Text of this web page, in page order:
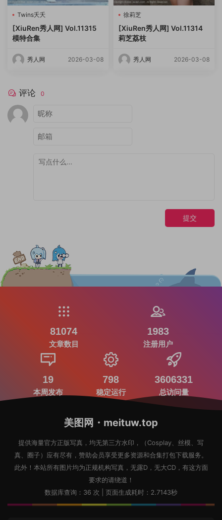
Twins夭夭
[XiuRen秀人网] Vol.11315
模特合集
秀人网 2026-03-08
徐莉芝
[XiuRen秀人网] Vol.11314
莉芝荔枝
秀人网 2026-03-08
评论 0
提交
81074
文章数目
1983
注册用户
19
本周发布
798
稳定运行
3606331
总访问量
美图网・meituw.top
提供海量官方正版写真，均无第三方水印，（Cosplay、丝模、写
真、圈子）应有尽有，赞助会员享受更多资源和合集打包下载服务。
此外！本站所有图片均为正规机构写真，无露D，无大CD，有这方面
要求的请绕道！
数据库查询：36 次 | 页面生成耗时：2.7143秒